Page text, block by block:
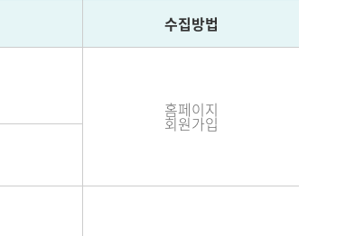
수집방법
홈페이지
회원가입